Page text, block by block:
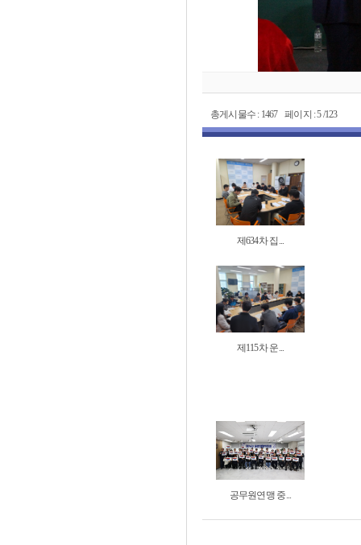
총게시물수 : 1467 페이지 : 5 /123
제634차 집...
제115차 운...
공무원연맹 중...